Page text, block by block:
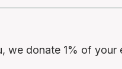
we donate 1% of your